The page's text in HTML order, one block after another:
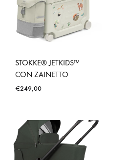
STOKKE® JETKIDS™
CON ZAINETTO
€249,00